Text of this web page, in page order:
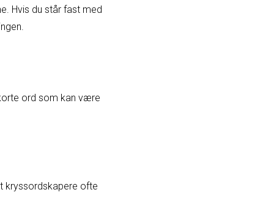
Hvis du står fast med
ord som kan være
kryssordskapere ofte